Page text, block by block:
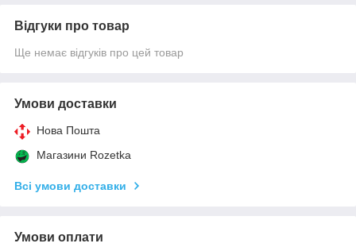
Відгуки про товар
Ще немає відгуків про цей товар
Умови доставки
Нова Пошта
Магазини Rozetka
Всі умови доставки
Умови оплати